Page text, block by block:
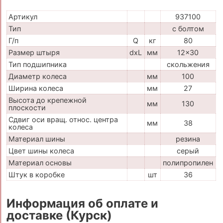
Артикул
937100
Тип
с болтом
Г/п
Q кг
80
Размер штыря
dxL мм
12x30
Тип подшипника
скольжения
Диаметр колеса
мм
100
Ширина колеса
мм
27
Высота до крепежной
плоскости
мм
130
Сдвиг оси вращ. относ. центра
колеса
мм
38
Материал шины
резина
Цвет шины колеса
серый
Материал основы
полипропилен
Штук в коробке
шт 36
Информация об оплате и
доставке (Курск)